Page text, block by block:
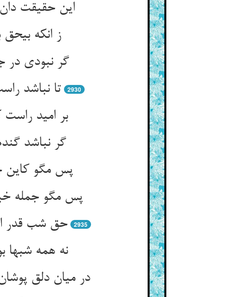
این حقیقت
ز انکه
گر نبودی در
تا نباشد
2930
بر امید
گر نباشد
پس مگو کاین
پس مگو جمله
حق شب قدر
2935
نه همه شبها
در میان دلق